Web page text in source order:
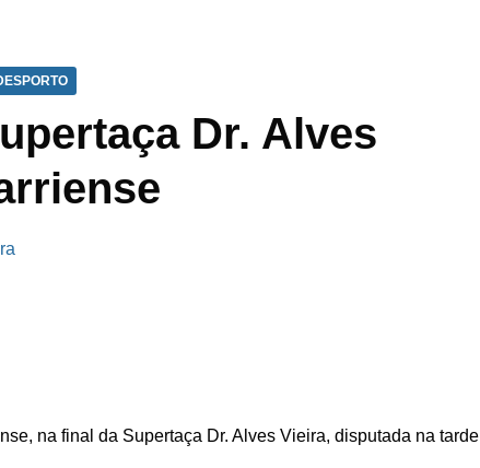
Dr. Alves
na final da Supertaça Dr. Alves Vieira, disputada na tarde